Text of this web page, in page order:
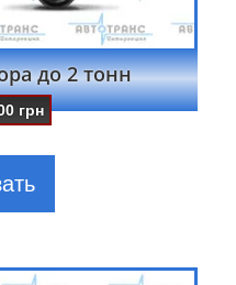
до 2 тонн
грн